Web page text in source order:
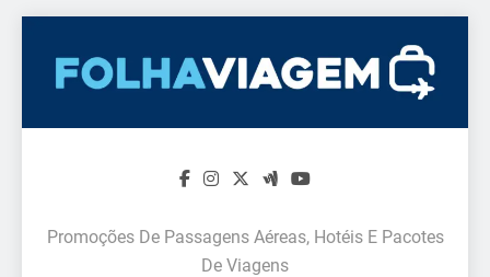
content
Promoções De Passagens Aéreas, Hotéis E Pacotes
De Viagens